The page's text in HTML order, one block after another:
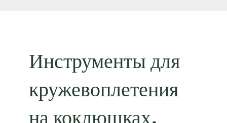
Инструменты для
кружевоплетения
на коклюшках.